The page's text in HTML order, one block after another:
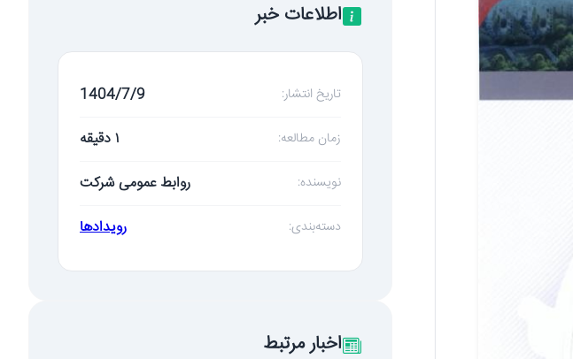
اطلاعات خبر
تاریخ انتشار: 1404/7/9
زمان مطالعه: ۱ دقیقه
نویسنده: روابط عمومی شرکت
دسته‌بندی: رویدادها
اخبار مرتبط